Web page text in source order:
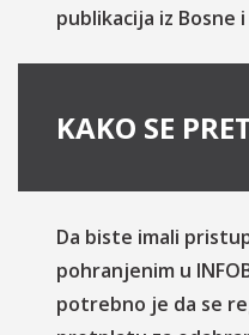
publikacija iz Bosne
KAKO SE
Da biste imali
pohranjenim u
potrebno je da se